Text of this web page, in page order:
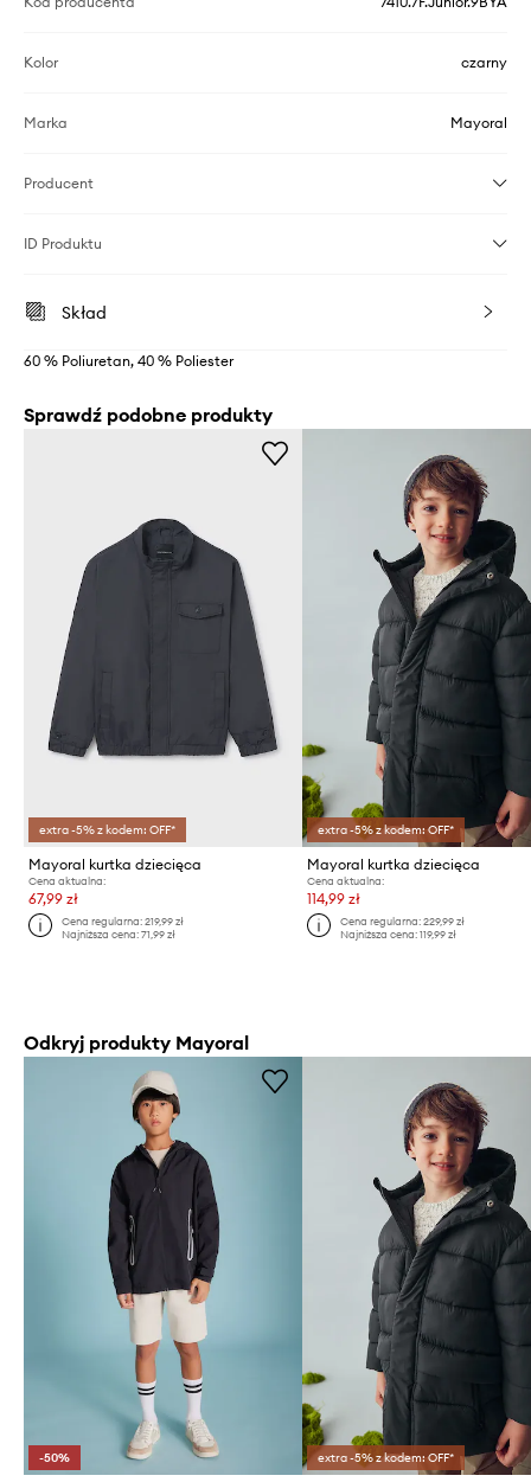
Kolor czarny
Marka Mayoral
Producent
ID Produktu
Skład
60 % Poliuretan, 40 % Poliester
Sprawdź podobne produkty
extra -5% z kodem: OFF*
Mayoral kurtka dziecięca
Cena aktualna:
67,99 zł
Cena regularna:219,99 zł
Najniższa cena:71,99 zł
extra -5% z kodem: OFF*
Mayoral kurtka dziecięca
Cena aktualna:
114,99 zł
Cena regularna: 229,99 zł
Najniższa cena: 119,99 zł
Odkryj produkty Mayoral
-50% extra -5% z kodem: OFF*